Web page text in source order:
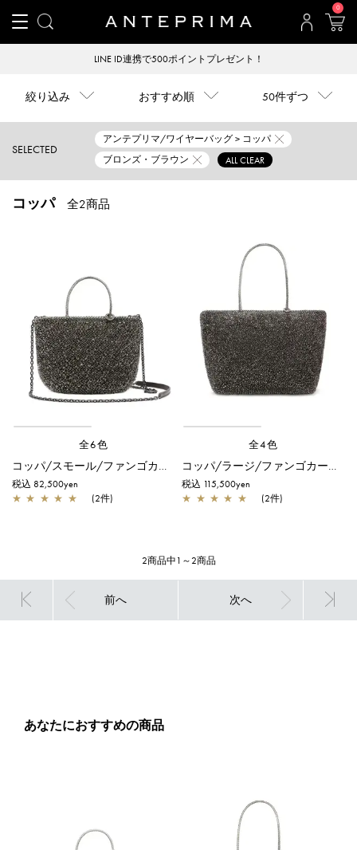
0
LINE ID連携で500ポイントプレゼント！
絞り込み おすすめ順 50件ずつ
SELECTED
アンテプリマ/ワイヤーバッグ > コッパ
ブロンズ・ブラウン
ALL CLEAR
コッパ 全2商品
全6色
コッパ/スモール/ファンゴカーキ ドッピオ
税込 82,500yen
★ ★ ★ ★ ★ (2件)
全4色
コッパ/ラージ/ファンゴカーキ ドッピオ
税込 115,500yen
★ ★ ★ ★ ★ (2件)
2商品中1～2商品
前へ 次へ
あなたにおすすめの商品